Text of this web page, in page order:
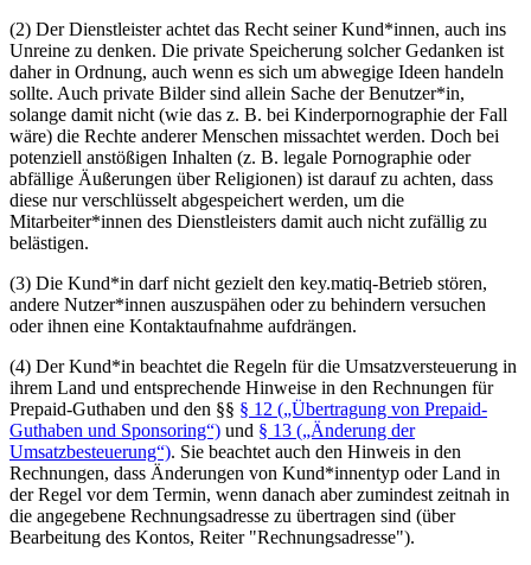
(2) Der Dienstleister achtet das Recht seiner Kund*innen, auch ins
Unreine zu denken. Die private Speicherung solcher Gedanken ist
daher in Ordnung, auch wenn es sich um abwegige Ideen handeln
sollte. Auch private Bilder sind allein Sache der Benutzer*in,
solange damit nicht (wie das z. B. bei Kinderpornographie der Fall
wäre) die Rechte anderer Menschen missachtet werden. Doch bei
potenziell anstößigen Inhalten (z. B. legale Pornographie oder
abfällige Äu­ße­run­gen über Religionen) ist darauf zu achten, dass
diese nur verschlüsselt abgespeichert werden, um die
Mitarbeiter*innen des Dienstleisters damit auch nicht zufällig zu
belästigen.
(3) Die Kund*in darf nicht gezielt den key.matiq-Betrieb stören,
andere Nutzer*innen auszuspähen oder zu behindern versuchen
oder ihnen eine Kontaktaufnahme aufdrängen.
(4) Der Kund*in beachtet die Regeln für die Umsatzversteuerung in
ihrem Land und entsprechende Hinweise in den Rechnungen für
Prepaid-Guthaben und den §§ § 12 („Übertragung von Prepaid-
Guthaben und Sponsoring“) und § 13 („Änderung der
Umsatzbesteuerung“). Sie beachtet auch den Hinweis in den
Rechnungen, dass Änderungen von Kund*innentyp oder Land in
der Regel vor dem Termin, wenn danach aber zumindest zeitnah in
die angegebene Rechnungsadresse zu übertragen sind (über
Bearbeitung des Kontos, Reiter "Rechnungsadresse").